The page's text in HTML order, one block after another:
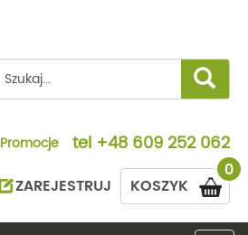
Promocje tel +48 609 252 062
0
KOSZYK
ZAREJESTRUJ